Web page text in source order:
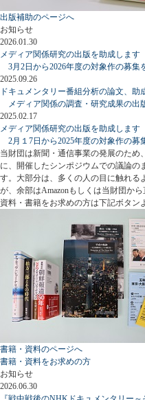
出版補助のページへ
お知らせ
2026.01.30
メディア関係研究の出版を助成します
3月2日から2026年度の対象作の募集
2025.09.26
ドキュメンタリー番組分析の論文、助
メディア関係の調査・研究成果の出
2025.02.17
メディア関係研究の出版を助成します
2月１7日から2025年度の対象作の募
当財団は新聞・通信事業の発展のため
に、開催したシンポジウムでの議論の
す。大部分は、多くの人の目に触れる
が、余部はAmazonもしくは当財団か
資料・書籍をお求めの方は下記ボタン
書籍・資料のページへ
書籍・資料をお求めの方
お知らせ
2026.06.30